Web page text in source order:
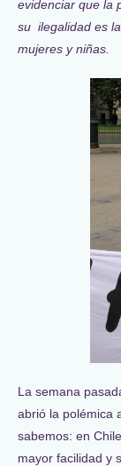
evidenciar que la
su ilegalidad es
mujeres y niñas.
La semana
abrió la polémica
sabemos: en
mayor facilidad y